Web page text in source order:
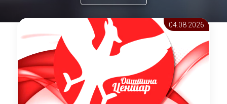
04.08 2026